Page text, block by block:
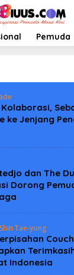
Pemuda
Kolaborasi,
ke Jenjang
dan The
Dorong
Tae-yong
Indonesia